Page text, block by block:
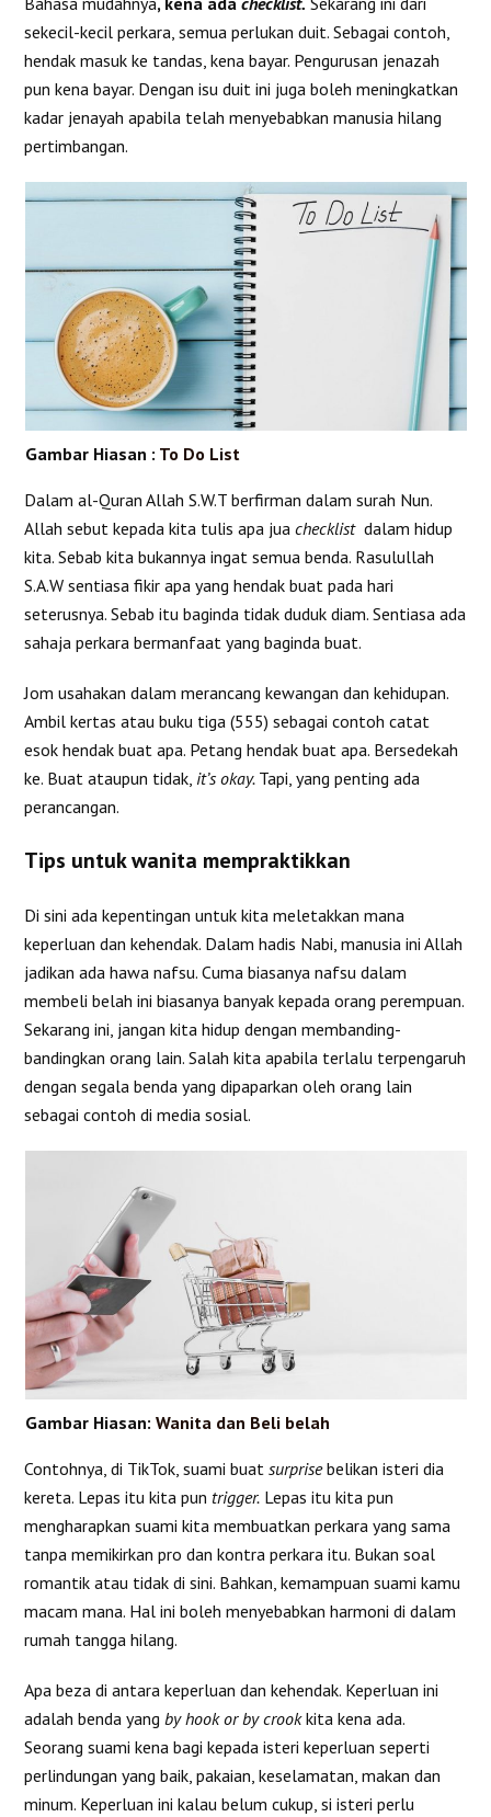
sekecil-kecil perkara, semua perlukan duit. Sebagai contoh,
hendak masuk ke tandas, kena bayar. Pengurusan jenazah
pun kena bayar. Dengan isu duit ini juga boleh meningkatkan
kadar jenayah apabila telah menyebabkan manusia hilang
pertimbangan.
Gambar Hiasan : To Do List
Dalam al-Quran Allah S.W.T berfirman dalam surah Nun.
Allah sebut kepada kita tulis apa juachecklist dalam hidup
kita. Sebab kita bukannya ingat semua benda. Rasulullah
S.A.W sentiasa fikir apa yang hendak buat pada hari
seterusnya. Sebab itu baginda tidak duduk diam. Sentiasa ada
sahaja perkara bermanfaat yang baginda buat.
Jom usahakan dalam merancang kewangan dan kehidupan.
Ambil kertas atau buku tiga (555) sebagai contoh catat
esok hendak buat apa. Petang hendak buat apa. Bersedekah
ke. Buat ataupun tidak, it’s okay. Tapi, yang penting ada
perancangan.
Tips untuk wanita mempraktikkan
Di sini ada kepentingan untuk kita meletakkan mana
keperluan dan kehendak. Dalam hadis Nabi, manusia ini Allah
jadikan ada hawa nafsu. Cuma biasanya nafsu dalam
membeli belah ini biasanya banyak kepada orang perempuan.
Sekarang ini, jangan kita hidup dengan membanding-
bandingkan orang lain. Salah kita apabila terlalu terpengaruh
dengan segala benda yang dipaparkan oleh orang lain
sebagai contoh di media sosial.
Gambar Hiasan: Wanita dan Beli belah
Contohnya, di TikTok, suami buatsurprisebelikan isteri dia
kereta. Lepas itu kita pun trigger. Lepas itu kita pun
mengharapkan suami kita membuatkan perkara yang sama
tanpa memikirkan pro dan kontra perkara itu. Bukan soal
romantik atau tidak di sini. Bahkan, kemampuan suami kamu
macam mana. Hal ini boleh menyebabkan harmoni di dalam
rumah tangga hilang.
Apa beza di antara keperluan dan kehendak. Keperluan ini
adalah benda yangby hook or by crookkita kena ada.
Seorang suami kena bagi kepada isteri keperluan seperti
perlindungan yang baik, pakaian, keselamatan, makan dan
minum. Keperluan ini kalau belum cukup, si isteri perlu